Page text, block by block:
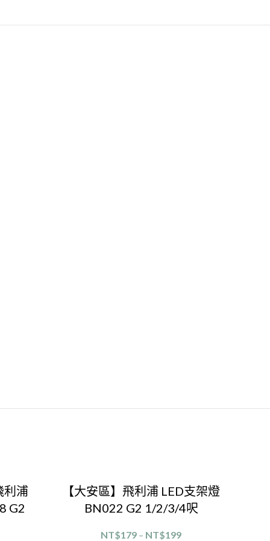
利浦
G2
【大安區】飛利浦 LED支架燈
BN022 G2 1/2/3/4呎
NT$179 – NT$199